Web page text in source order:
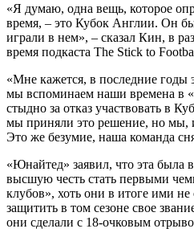
«Я думаю, одна вещь, которое
время, – это Кубок Англии. Он
играли в нем», – сказал Кин, в
время подкаста The Stick to
«Мне кажется, в последние годы
мы вспоминаем наши времена в
стыдно за отказ участвовать в
мы приняли это решение, но мы,
Это же безумие, наша команда
«Юнайтед» заявил, что эта была
высшую честь стать первыми
клубов», хоть они в итоге ими
защитить в том сезоне свое
они сделали с 18-очковым